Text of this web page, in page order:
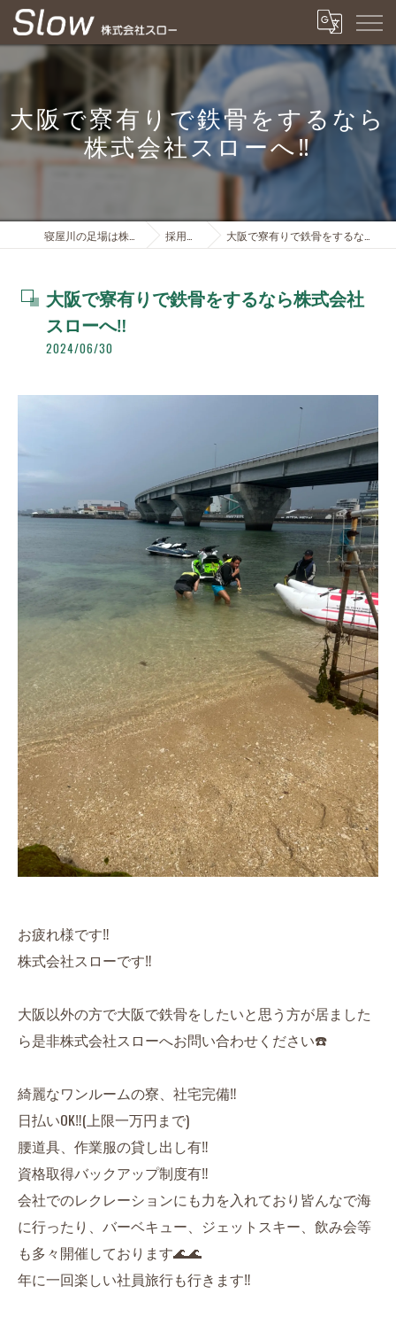
大阪で寮有りで鉄骨をするなら
株式会社スローへ‼️
採用ブログ 大阪で寮有りで鉄骨をするなら株式会社スローへ‼️
大阪で寮有りで鉄骨をするなら株式会社
スローへ‼️
2024/06/30
お疲れ様です‼️
株式会社スローです‼️
大阪以外の方で大阪で鉄骨をしたいと思う方が居ました
ら是非株式会社スローへお問い合わせください☎️
綺麗なワンルームの寮、社宅完備‼️
日払いOK‼️(上限一万円まで)
腰道具、作業服の貸し出し有‼️
資格取得バックアップ制度有‼️
会社でのレクレーションにも力を入れており皆んなで海
に行ったり、バーベキュー、ジェットスキー、飲み会等
も多々開催しております🌊🌊
年に一回楽しい社員旅行も行きます‼️